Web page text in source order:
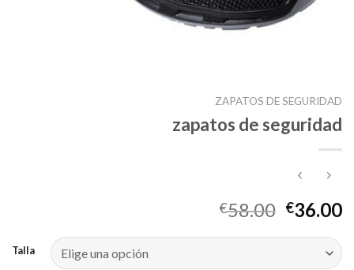
ZAPATOS DE SEGURIDAD
zapatos de seguridad
€58.00 €36.00
Talla